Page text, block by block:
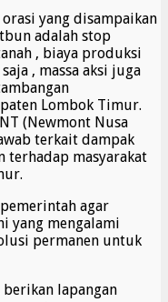
yang disampaikan
adalah stop
, biaya produksi
, massa aksi juga
Lombok Timur.
(Newmont Nusa
terkait dampak
terhadap masyarakat
agar
yang mengalami
permanen untuk
lapangan